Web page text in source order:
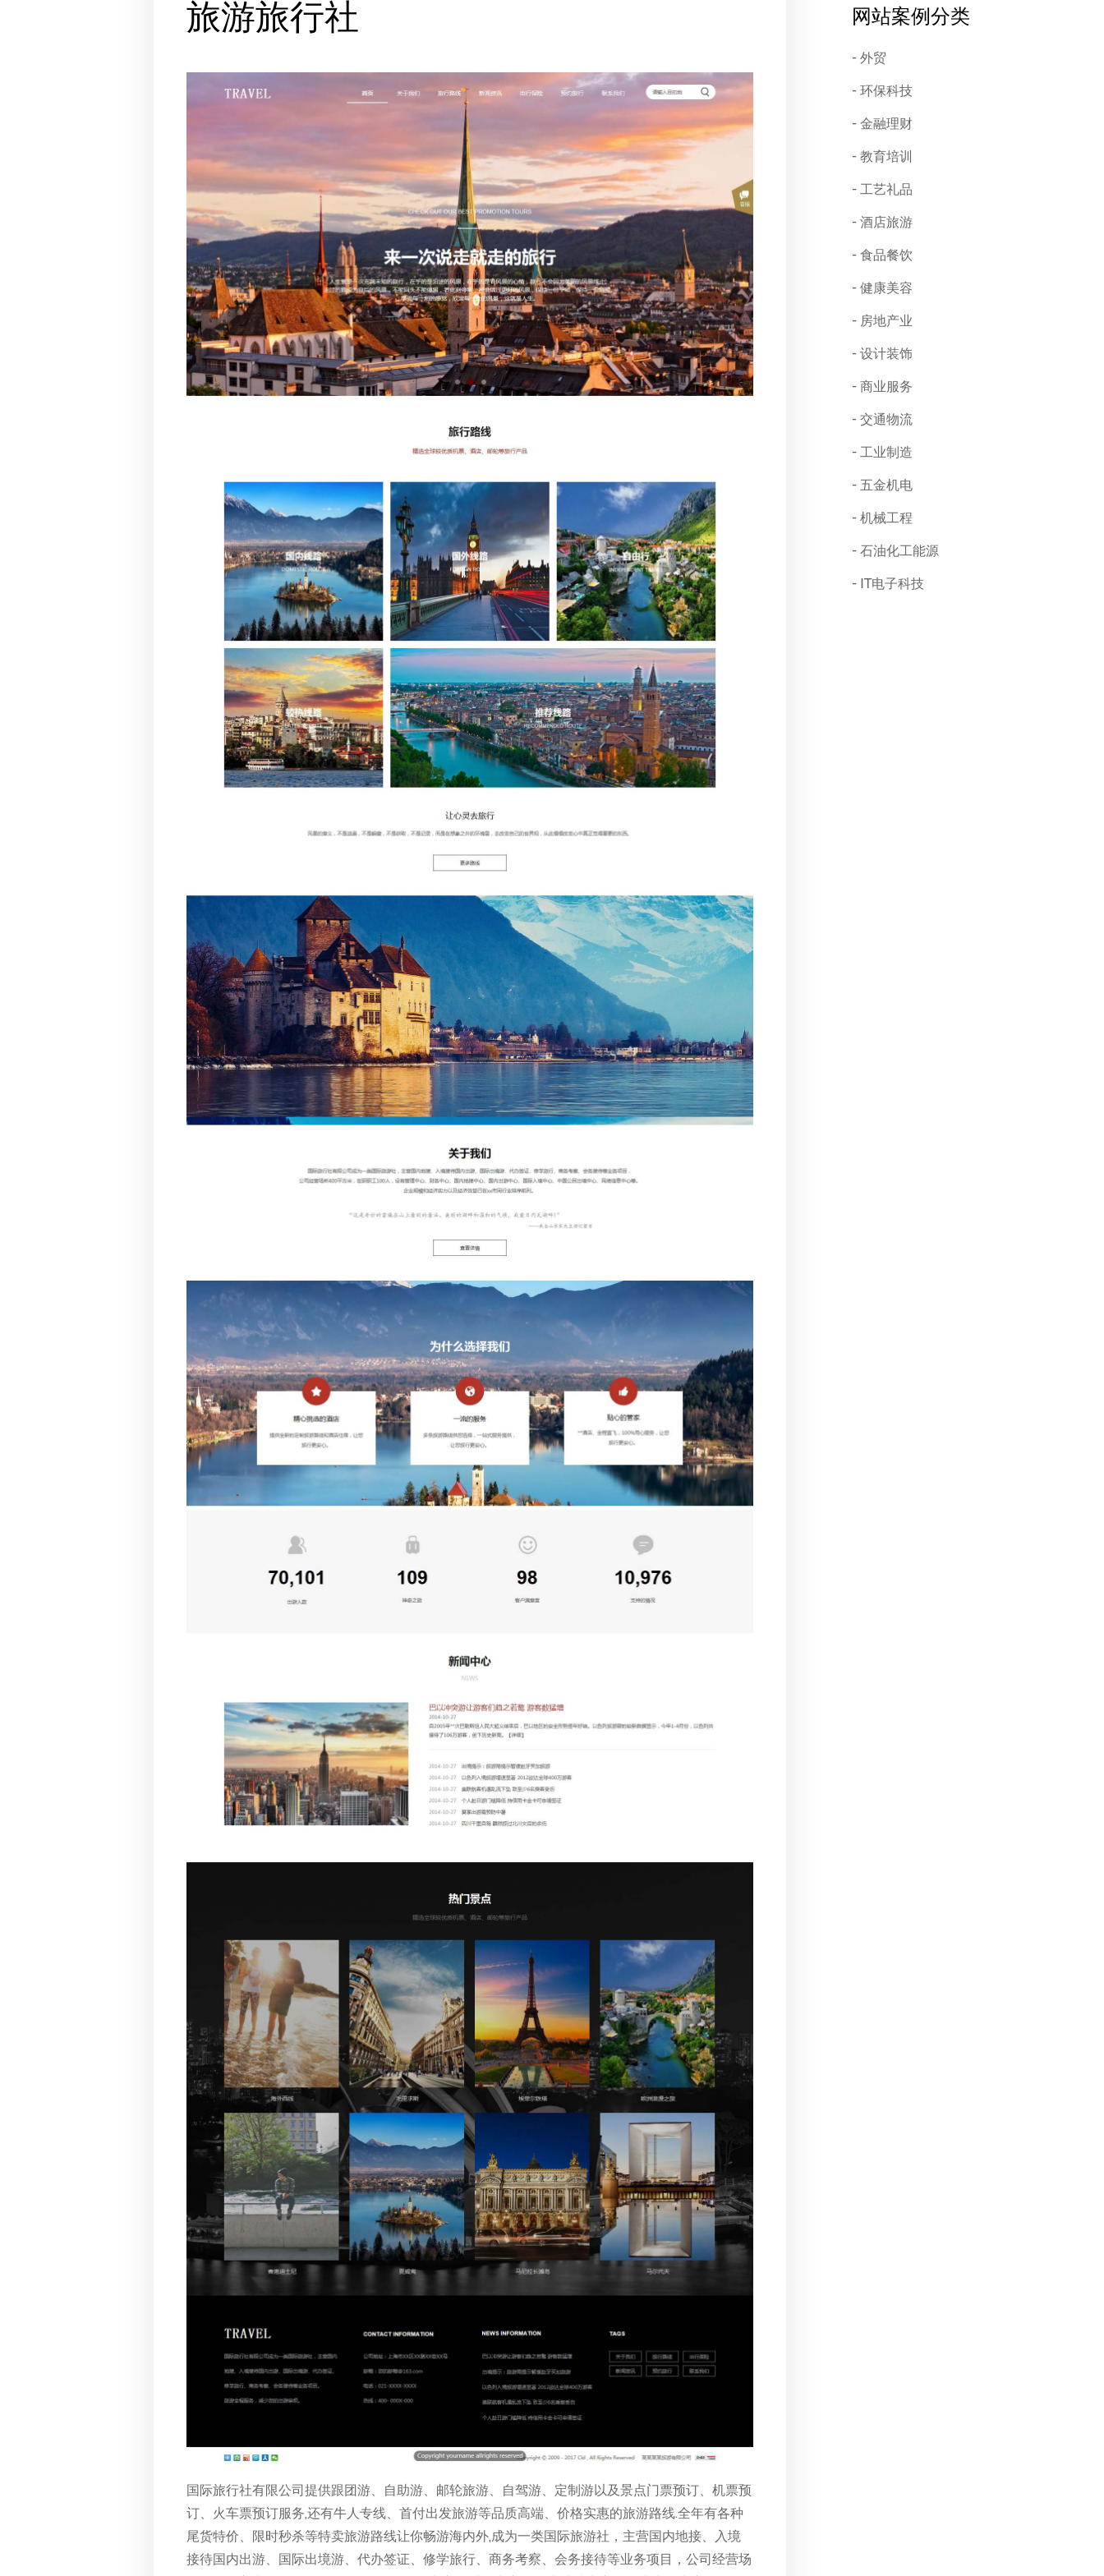
旅游旅行社
国际旅行社有限公司提供跟团游、自助游、邮轮旅游、自驾游、定制游以及景点门票预订、机票预
订、火车票预订服务,还有牛人专线、首付出发旅游等品质高端、价格实惠的旅游路线.全年有各种
尾货特价、限时秒杀等特卖旅游路线让你畅游海内外,成为一类国际旅游社，主营国内地接、入境
接待国内出游、国际出境游、代办签证、修学旅行、商务考察、会务接待等业务项目，公司经营场
网站案例分类
外贸
环保科技
金融理财
教育培训
工艺礼品
酒店旅游
食品餐饮
健康美容
房地产业
设计装饰
商业服务
交通物流
工业制造
五金机电
机械工程
石油化工能源
IT电子科技